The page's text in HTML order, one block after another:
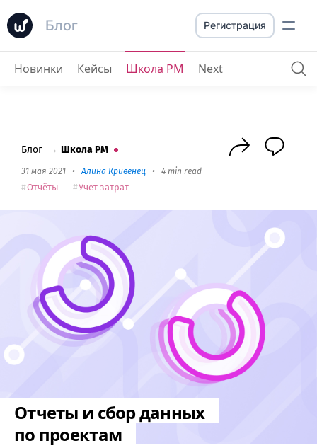
Блог
Отчеты и сбор данных по проектам
Регистрация
Новинки Кейсы Школа PM Next
Блог → Школа PM
31 мая 2021 •Алина Кривенец • 4 min read
Отчёты Учет затрат
Отчеты и сбор данных
по проектам